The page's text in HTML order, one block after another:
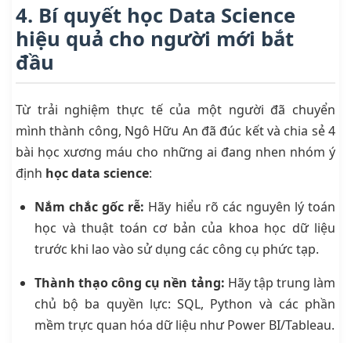
4. Bí quyết học Data Science
hiệu quả cho người mới bắt
đầu
Từ trải nghiệm thực tế của một người đã chuyển
mình thành công, Ngô Hữu An đã đúc kết và chia sẻ 4
bài học xương máu cho những ai đang nhen nhóm ý
định học data science:
Nắm chắc gốc rễ: Hãy hiểu rõ các nguyên lý toán
học và thuật toán cơ bản của khoa học dữ liệu
trước khi lao vào sử dụng các công cụ phức tạp.
Thành thạo công cụ nền tảng: Hãy tập trung làm
chủ bộ ba quyền lực: SQL, Python và các phần
mềm trực quan hóa dữ liệu như Power BI/Tableau.